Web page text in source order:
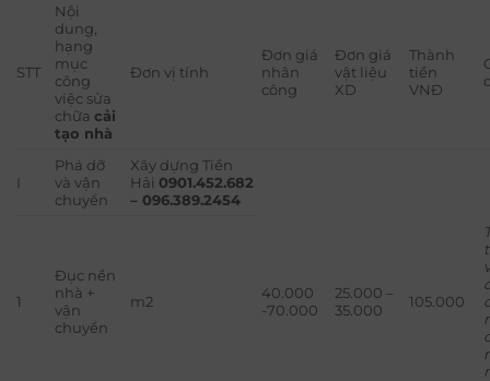
STT
Nội
dung,
hạng
mục
công
việc sửa
chữacải
tạo nhà
Đơn vị tính
Đơn giá
nhân
công
Đơn giá
vật liệu
XD
Thành
tiền
VNĐ
I
Phá dỡ
và vận
chuyển
Xây dựng Tiền
Hải 0901.452.682
– 096.389.2454
1
Đục nền
nhà +
vận
chuyển
m2
40.000
-70.000
25.000 –
35.000
105.000